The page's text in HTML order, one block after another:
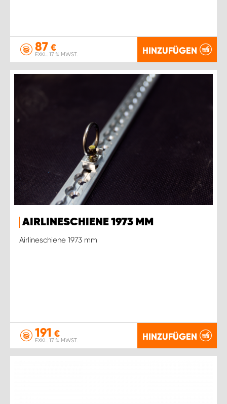
87 €
EXKL. 17 % MWST. HINZUFÜGEN
AIRLINESCHIENE 1973 MM
Airlineschiene 1973 mm
191 €
EXKL. 17 % MWST. HINZUFÜGEN